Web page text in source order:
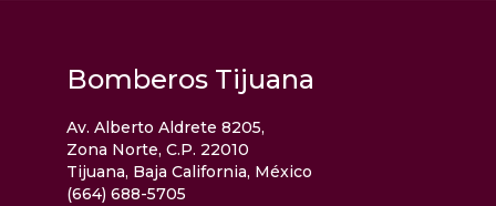
Bomberos Tijuana
Av. Alberto Aldrete 8205,
Zona Norte, C.P. 22010
Tijuana, Baja California, México
(664) 688-5705